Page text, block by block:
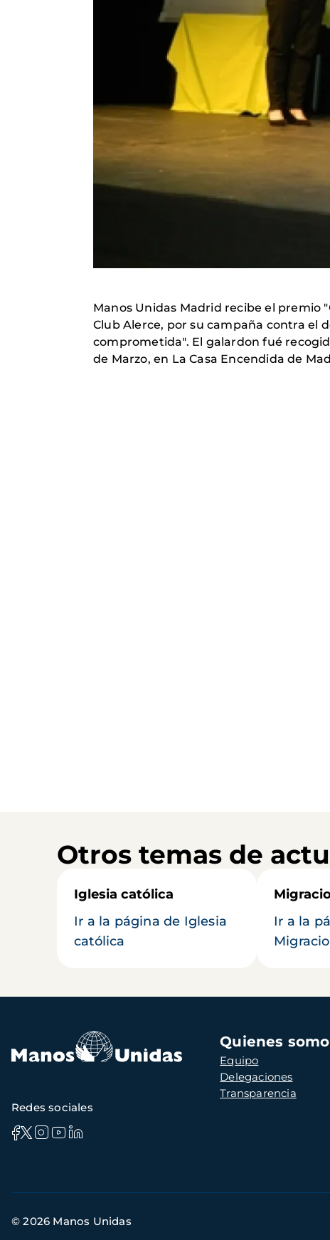
Manos Unidas Madrid recibe el premio
Club Alerce, por su campaña contra el
comprometida". El galardon fué
de Marzo, en La Casa Encendida de
Otros temas de
Iglesia católica
Ir a la página de Iglesia
católica
Ir a la
Navegación
principal
Quienes
Equipo
Delegaciones
Transparencia
Redes sociales
de
© 2026 Manos Unidas